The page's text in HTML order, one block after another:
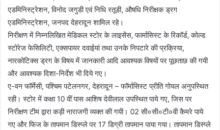
एडमिनिस्ट्रेशन, विनोद जगुडी एवं निधि रतूडी, औषधि निरीक्षक ड्रग
एडमिनिस्ट्रेशन, जनपद देहरादून शामिल रहे।
निरीक्षण में निम्नलिखित मेडिकल स्टोर के लाइसेंस, फार्मासिस्ट के रिकॉर्ड, कोल्ड
स्टोरेज फेसिलिटी, एक्सपायर दवाईयां तथा उनके निपटारे की प्रक्रिया,
नारकोटिक्स ड्रग के विषय में जानकारी आदि आवश्यक विषयों पर पूछताछ की गयी
और आवश्यक दिशा-निर्देश भी दिये गए।
ए-वन फॉर्मेसी, पश्चिम पटेलनगर, देहरादून – फॉर्मासिस्ट प्रीति गोयल अनुपस्थित
रही। स्टोर में कक्षा 10 वीं पास आशिष देवीलाल उपस्थित पाये गए, जिस पर
निरीक्षण टीम द्वारा कड़ी नाराजगी व्यक्त की गयी। 02 सी०सी०टी०वी कैमरे पाये
गए और फिज के तापमान डिस्प्ले पर 17 डिग्री तापमान पाया गया। तापमान डिस्प्ले